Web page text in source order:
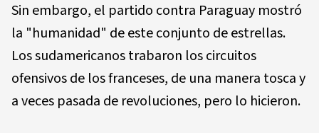
Sin embargo, el partido contra Paraguay mostró
la "humanidad" de este conjunto de estrellas.
Los sudamericanos trabaron los circuitos
ofensivos de los franceses, de una manera tosca y
a veces pasada de revoluciones, pero lo hicieron.